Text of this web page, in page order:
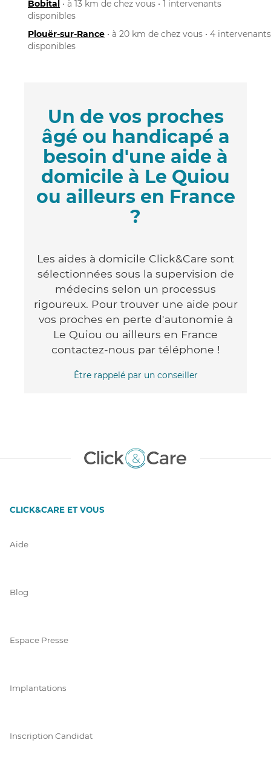
Bobital • à 13 km de chez vous • 1 intervenants
disponibles
Plouër-sur-Rance • à 20 km de chez vous • 4 intervenants
disponibles
Un de vos proches
âgé ou handicapé a
besoin d'une aide à
domicile à Le Quiou
ou ailleurs en France
?
Les aides à domicile Click&Care sont
sélectionnées sous la supervision de
médecins selon un processus
rigoureux. Pour trouver une aide pour
vos proches en perte d'autonomie à
Le Quiou ou ailleurs en France
contactez-nous par téléphone !
Être rappelé par un conseiller
CLICK&CARE ET VOUS
Aide
Blog
Espace Presse
Implantations
Inscription Candidat